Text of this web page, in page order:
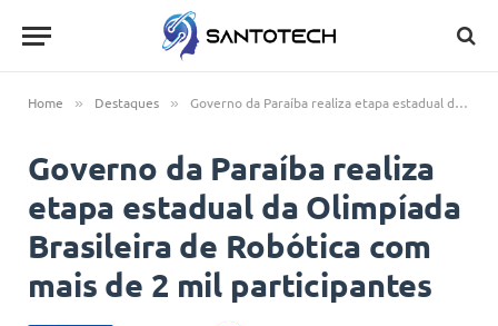
Home » Destaques » Governo da Paraíba realiza etapa estadual da Olimpíada Brasileira de Robótica com mais de 2 mil participantes
Governo da Paraíba realiza
etapa estadual da Olimpíada
Brasileira de Robótica com
mais de 2 mil participantes